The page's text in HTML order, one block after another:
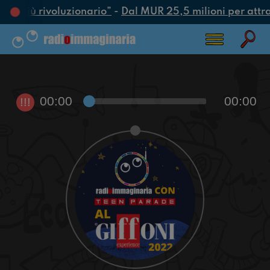
più rivoluzionario”- Dal MUR 25,5 milioni per
!!! 00:00 00:00